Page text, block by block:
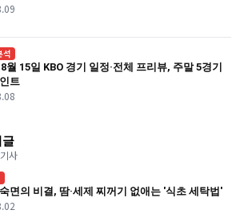
석
월 15일 KBO 경기 일정·전체 프리뷰, 주말 5경기
트
글
사
면의 비결, 땀·세제 찌꺼기 없애는 '식초 세탁법'